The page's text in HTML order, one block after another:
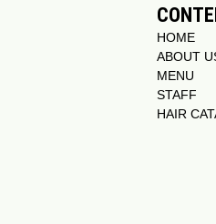
HOME
ABOUT
MENU
STAFF
HAIR